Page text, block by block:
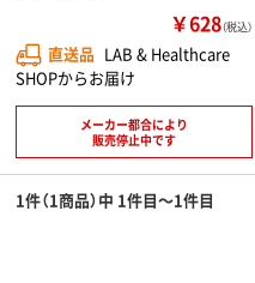
￥628（税込）
直送品 LAB & Healthcare
SHOPからお届け
メーカー都合により
販売停止中です
1件（1商品）中 1件目～1件目